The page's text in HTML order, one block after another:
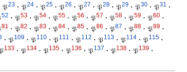
𝔓23 · 𝔓24 · 𝔓25 · 𝔓26 · 𝔓27 · 𝔓28 · 𝔓29 · 𝔓30 · 𝔓31
·
52 · 𝔓53 · 𝔓54 · 𝔓55 · 𝔓56 · 𝔓57 · 𝔓58 · 𝔓59 · 𝔓60 ·
81 · 𝔓82 · 𝔓83 · 𝔓84 · 𝔓85 · 𝔓86 · 𝔓87 · 𝔓88 · 𝔓89 ·
· 𝔓109 · 𝔓110 · 𝔓111 · 𝔓112 · 𝔓113 · 𝔓114 · 𝔓115 ·
133 · 𝔓134 · 𝔓135 · 𝔓136 · 𝔓137 · 𝔓138 · 𝔓139 ·